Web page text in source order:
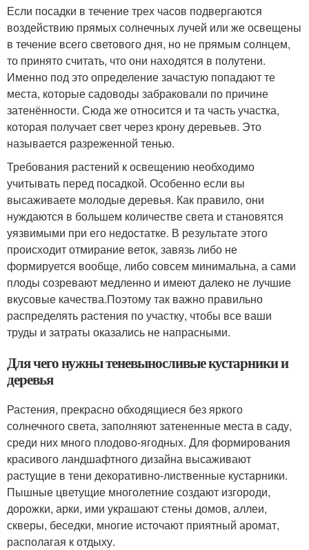
Если посадки в течение трех часов подвергаются
воздействию прямых солнечных лучей или же освещены
в течение всего светового дня, но не прямым солнцем,
то принято считать, что они находятся в полутени.
Именно под это определение зачастую попадают те
места, которые садоводы забраковали по причине
затенённости. Сюда же относится и та часть участка,
которая получает свет через крону деревьев. Это
называется разреженной тенью.
Требования растений к освещению необходимо
учитывать перед посадкой. Особенно если вы
высаживаете молодые деревья. Как правило, они
нуждаются в большем количестве света и становятся
уязвимыми при его недостатке. В результате этого
происходит отмирание веток, завязь либо не
формируется вообще, либо совсем минимальна, а сами
плоды созревают медленно и имеют далеко не лучшие
вкусовые качества.Поэтому так важно правильно
распределять растения по участку, чтобы все ваши
труды и затраты оказались не напрасными.
Для чего нужны теневыносливые кустарники и
деревья
Растения, прекрасно обходящиеся без яркого
солнечного света, заполняют затененные места в саду,
среди них много плодово-ягодных. Для формирования
красивого ландшафтного дизайна высаживают
растущие в тени декоративно-лиственные кустарники.
Пышные цветущие многолетние создают изгороди,
дорожки, арки, ими украшают стены домов, аллеи,
скверы, беседки, многие источают приятный аромат,
располагая к отдыху.